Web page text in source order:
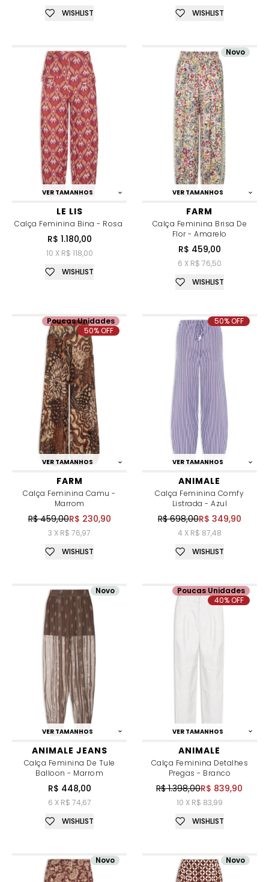
WISHLIST WISHLIST
VER TAMANHOS
LE LIS
Calça Feminina Bina - Rosa
R$ 1.180,00
10 X R$ 118,00
WISHLIST
VER TAMANHOS
FARM
Calça Feminina Brisa De
Flor - Amarelo
R$ 459,00
6 X R$ 76,50
Novo
WISHLIST
VER TAMANHOS
FARM
Calça Feminina Camu -
Marrom
R$ 459,00R$ 230,90
3 X R$ 76,97
Poucas Unidades
50% OFF
WISHLIST
VER TAMANHOS
ANIMALE
Calça Feminina Comfy
Listrada - Azul
R$ 698,00R$ 349,90
4 X R$ 87,48
50% OFF
WISHLIST
VER TAMANHOS
ANIMALE JEANS
Calça Feminina De Tule
Balloon - Marrom
R$ 448,00
6 X R$ 74,67
Novo
WISHLIST
VER TAMANHOS
ANIMALE
Calça Feminina Detalhes
Pregas - Branco
R$ 1.398,00R$ 839,90
10 X R$ 83,99
Poucas Unidades
40% OFF
WISHLIST
Novo Novo